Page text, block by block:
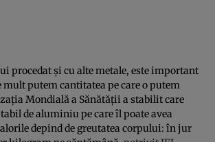
procedat și cu alte metale, este important
mult putem cantitatea pe care o putem
Mondială a Sănătății a stabilit care
de aluminiu pe care îl poate avea
depind de greutatea corpului: în jur